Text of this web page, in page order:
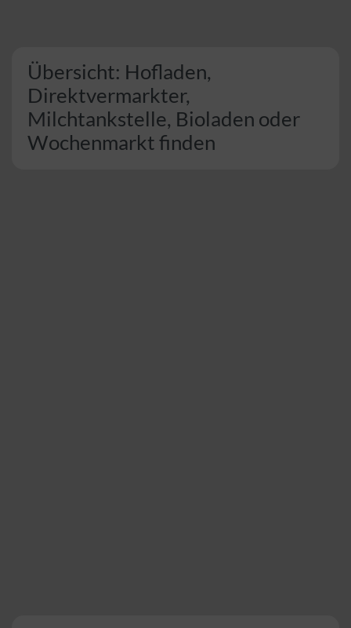
Übersicht: Hofladen,
Direktvermarkter,
Milchtankstelle, Bioladen oder
Wochenmarkt finden